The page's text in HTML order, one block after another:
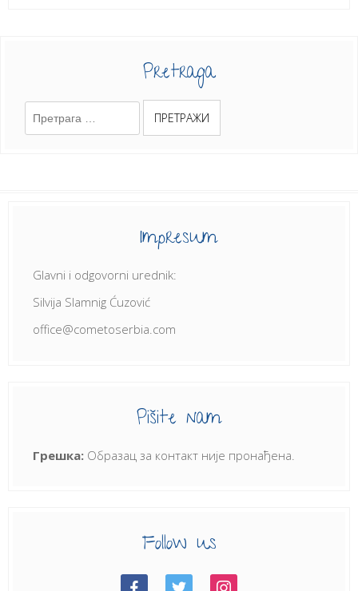
Pretraga
Претрага
за:
Impresum
Glavni i odgovorni urednik:
Silvija Slamnig Ćuzović
office@cometoserbia.com
Pišite nam
Грешка: Образац за контакт није пронађена.
Follow us